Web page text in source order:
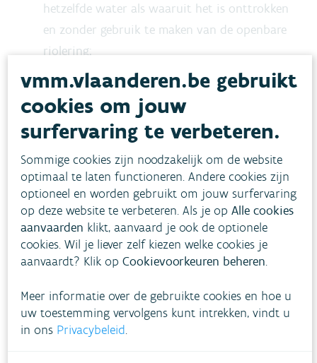
hetzelfde water als waaruit het is onttrokken
en zonder gebruik te maken van de openbare
riolering;
de NV Aquafin voor het afvalwater afkomstig
waterzuiveringsstations.
het lozen van grondwater dat onttrokken
wordt bij bronbemalingen die technisch
noodzakelijk zijn voor de verwezenlijking van
bouwkundige werken, of de aanleg van
openbare nutsvoorzieningen. Meer informatie
vind je bij Bronbemalingen.
het lozen van afvalwater via een
naar dewebsite van Aquafin.
het lozen van afvalwater afkomstig van
vmm.vlaanderen.be gebruikt
cookies om jouw
surfervaring te verbeteren.
Sommige cookies zijn noodzakelijk om de website
optimaal te laten functioneren. Andere cookies zijn
optioneel en worden gebruikt om jouw surfervaring
op deze website te verbeteren. Als je opAlle cookies
aanvaarden klikt, aanvaard je ook de optionele
cookies. Wil je liever zelf kiezen welke cookies je
aanvaardt? Klik opCookievoorkeuren beheren.
Meer informatie over de gebruikte cookies en hoe u
uw toestemming vervolgens kunt intrekken, vindt u
in ons Privacybeleid.